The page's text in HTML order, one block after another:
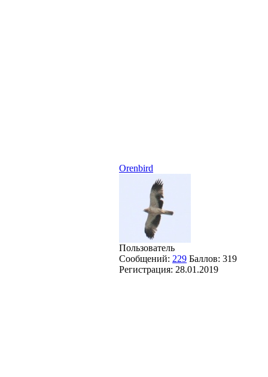
Orenbird
Пользователь
Сообщений: 229 Баллов: 319
Регистрация: 28.01.2019